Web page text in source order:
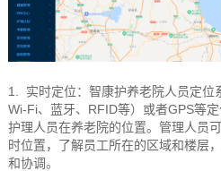
1. 实时定位：智康护养老院人员定位
Wi-Fi、蓝牙、 RFID等）或者GPS等
护理人员在养老院的位置。管理人员
时位置，了解员工所在的区域和楼层
和协调。